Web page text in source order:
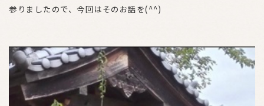
参りましたので、今回はそのお話を(^^)